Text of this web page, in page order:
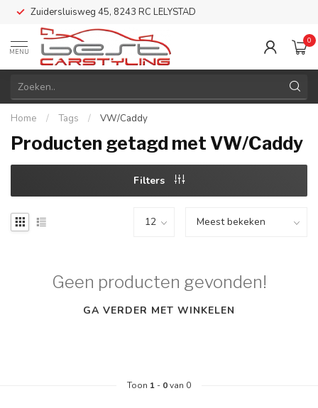
Zuidersluisweg 45, 8243 RC LELYSTAD
MENU
0
Home / Tags / VW/Caddy
Producten getagd met VW/Caddy
Filters
Geen producten gevonden!
GA VERDER MET WINKELEN
Toon 1 - 0van 0